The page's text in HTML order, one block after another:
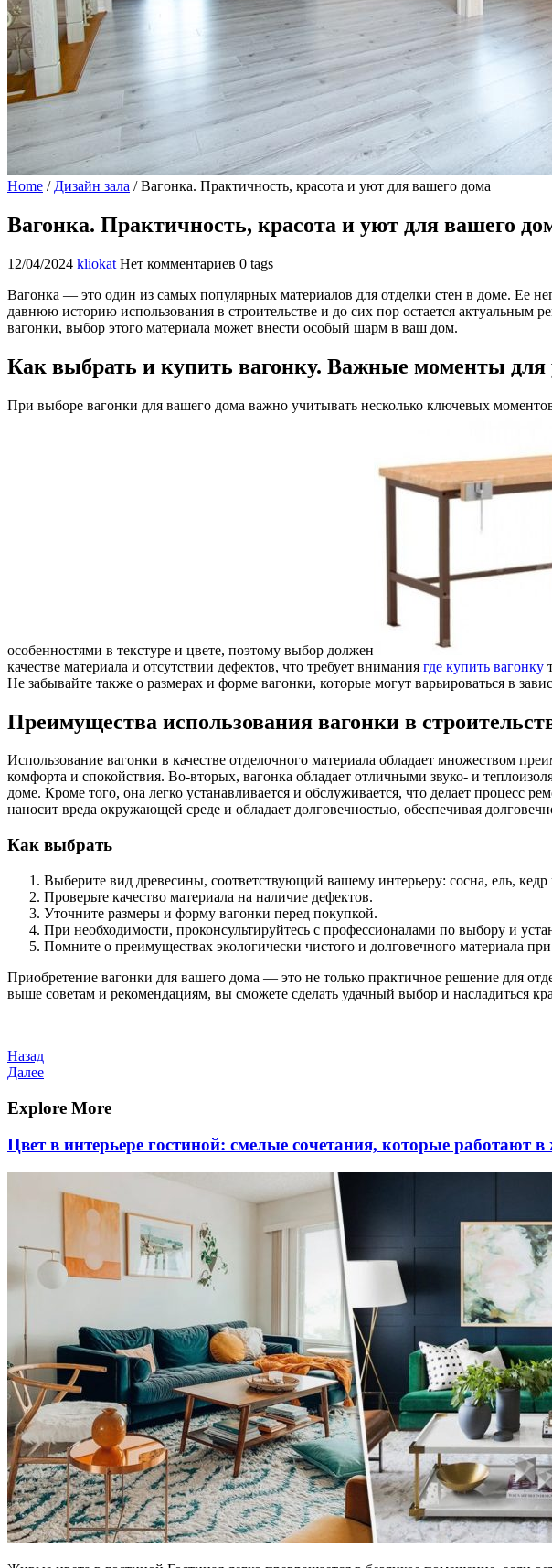
Home / Дизайн зала /Вагонка. Практичность, красота и уют для вашего дома
Вагонка. Практичность, красота и уют для вашего
12/04/2024 kliokat Нет комментариев 0 tags
Вагонка — это один из самых популярных материалов для отделки стен в доме. Ее
давнюю историю использования в строительстве и до сих пор остается
вагонки, выбор этого материала может внести особый шарм в ваш дом.
Как выбрать и купить вагонку. Важные моменты для
При выборе вагонки для вашего дома важно учитывать несколько ключевых
особенностями в текстуре и цвете, поэтому выбор должен
качестве материала и отсутствии дефектов, что требует внимания где купить вагонку
Не забывайте также о размерах и форме вагонки, которые могут варьироваться в
Преимущества использования вагонки в
Использование вагонки в качестве отделочного материала обладает множеством
комфорта и спокойствия. Во-вторых, вагонка обладает отличными звуко- и
доме. Кроме того, она легко устанавливается и обслуживается, что делает процесс
наносит вреда окружающей среде и обладает долговечностью, обеспечивая
Как выбрать
Выберите вид древесины, соответствующий вашему интерьеру: сосна, ель, кедр
Проверьте качество материала на наличие дефектов.
Уточните размеры и форму вагонки перед покупкой.
При необходимости, проконсультируйтесь с профессионалами по выбору и
Помните о преимуществах экологически чистого и долговечного материала
Приобретение вагонки для вашего дома — это не только практичное решение для
выше советам и рекомендациям, вы сможете сделать удачный выбор и насладиться
Навигация
по
записям
Предыдущая
запись
Назад
Следующая
Далее
Explore More
Цвет в интерьере гостиной: смелые сочетания, которые работают